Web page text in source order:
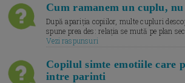
Cum ramanem un cuplu,
După apariția copiilor, multe cupluri
spune prea des: relația se mută pe plan
Vezi raspunsuri
Copilul simte emotiile care
intre parinti